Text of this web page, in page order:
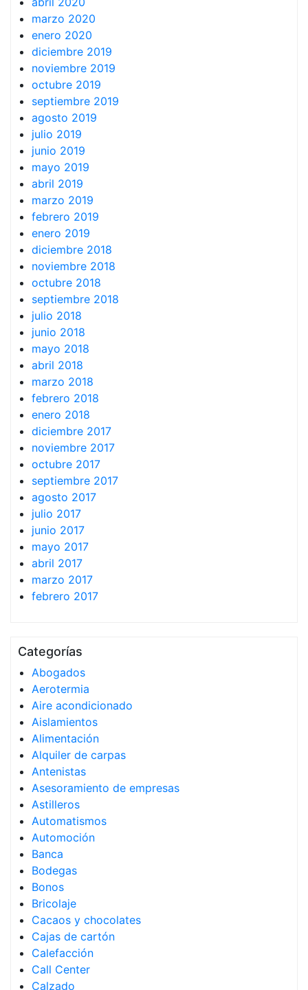
marzo 2020
enero 2020
diciembre 2019
noviembre 2019
octubre 2019
septiembre 2019
agosto 2019
julio 2019
junio 2019
mayo 2019
abril 2019
marzo 2019
febrero 2019
enero 2019
diciembre 2018
noviembre 2018
octubre 2018
septiembre 2018
julio 2018
junio 2018
mayo 2018
abril 2018
marzo 2018
febrero 2018
enero 2018
diciembre 2017
noviembre 2017
octubre 2017
septiembre 2017
agosto 2017
julio 2017
junio 2017
mayo 2017
abril 2017
marzo 2017
febrero 2017
Categorías
Abogados
Aerotermia
Aire acondicionado
Aislamientos
Alimentación
Alquiler de carpas
Antenistas
Asesoramiento de empresas
Astilleros
Automatismos
Automoción
Banca
Bodegas
Bonos
Bricolaje
Cacaos y chocolates
Cajas de cartón
Calefacción
Call Center
Calzado